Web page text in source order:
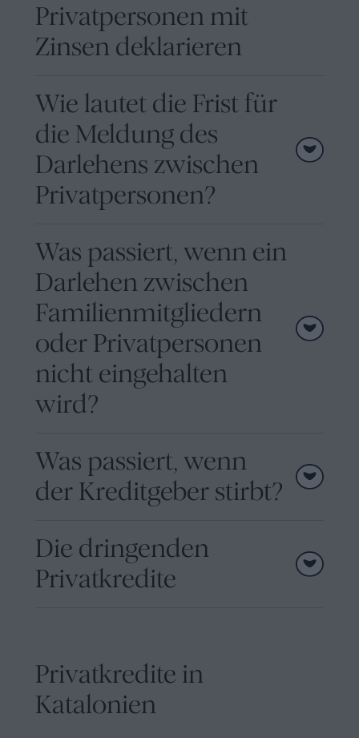
Privatpersonen mit
Zinsen deklarieren
Wie lautet die Frist für
die Meldung des
Darlehens zwischen
Privatpersonen?
Was passiert, wenn ein
Darlehen zwischen
Familienmitgliedern
oder Privatpersonen
nicht eingehalten
wird?
Was passiert, wenn
der Kreditgeber stirbt?
Die dringenden
Privatkredite
Privatkredite in
Katalonien